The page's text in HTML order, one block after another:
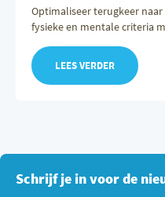
Optimaliseer terugkeer
fysieke en mentale criteria
LEES VERDER
Schrijf je in voor de